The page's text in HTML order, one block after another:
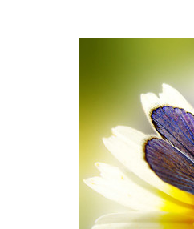
اینکه سوژه هایتان چگونه در عکس ها
طبیعی پرداختیم و انواع حالات را
نور مصنوعی استودیو ترجیح می دهم.
آن از آن هایی که در استودیو می
را آماده کرده ایم تا از دیدن آن ها